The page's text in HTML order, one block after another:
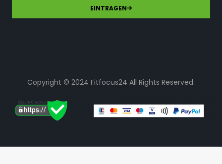
EINTRAGEN
Copyright © 2024 Fitfocus24 All Rights Reserved.